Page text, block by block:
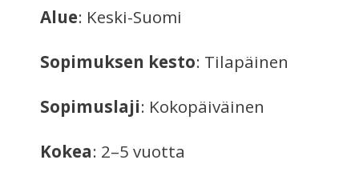
Alue: Keski-Suomi
Sopimuksen kesto: Tilapäinen
Sopimuslaji: Kokopäiväinen
Kokea: 2–5 vuotta